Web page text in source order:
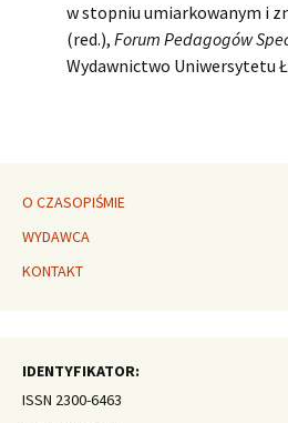
w stopniu umiarkowanym i
(red.), Forum Pedagogów
Wydawnictwo Uniwersytetu
O CZASOPIŚMIE
WYDAWCA
KONTAKT
IDENTYFIKATOR:
ISSN 2300-6463